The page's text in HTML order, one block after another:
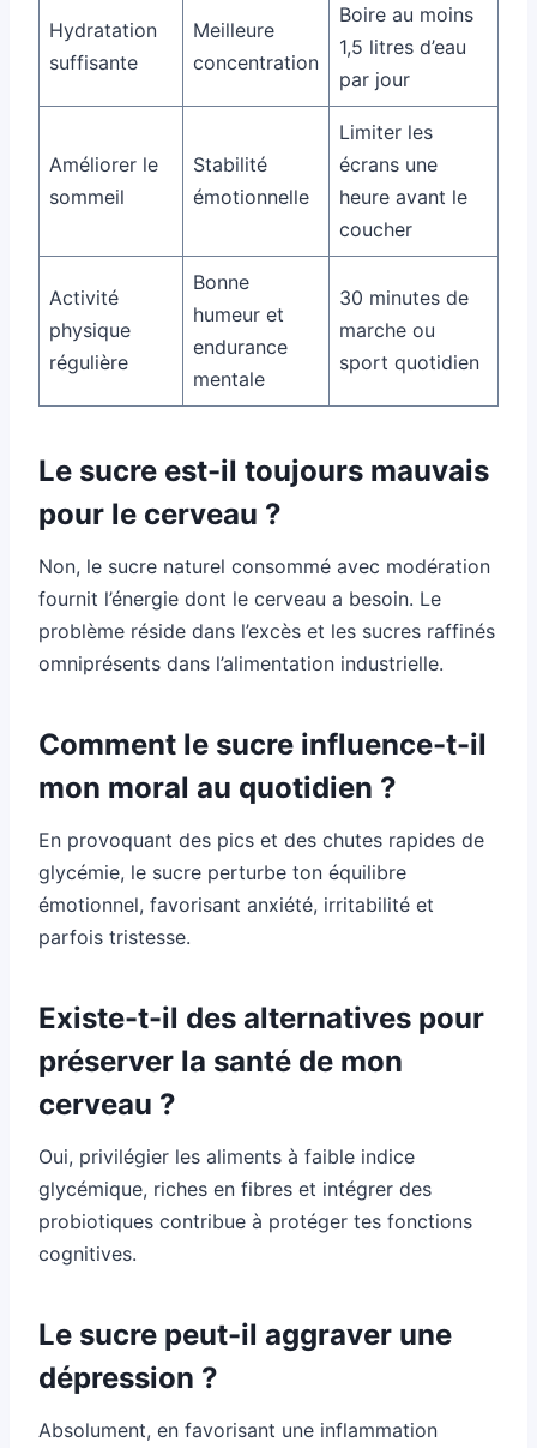
Hydratation
suffisante
Meilleure
concentration
Boire au moins
1,5 litres d’eau
par jour
Améliorer le
sommeil
Stabilité
émotionnelle
Limiter les
écrans une
heure avant le
coucher
Activité
physique
régulière
Bonne
humeur et
endurance
mentale
30 minutes de
marche ou
sport quotidien
Le sucre est-il toujours mauvais
pour le cerveau ?
Non, le sucre naturel consommé avec modération
fournit l’énergie dont le cerveau a besoin. Le
problème réside dans l’excès et les sucres raffinés
omniprésents dans l’alimentation industrielle.
Comment le sucre influence-t-il
mon moral au quotidien ?
En provoquant des pics et des chutes rapides de
glycémie, le sucre perturbe ton équilibre
émotionnel, favorisant anxiété, irritabilité et
parfois tristesse.
Existe-t-il des alternatives pour
préserver la santé de mon
cerveau ?
Oui, privilégier les aliments à faible indice
glycémique, riches en fibres et intégrer des
probiotiques contribue à protéger tes fonctions
cognitives.
Le sucre peut-il aggraver une
dépression ?
Absolument, en favorisant une inflammation